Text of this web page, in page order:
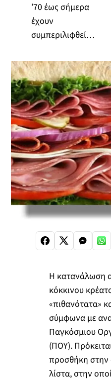
’70 έως σήμερα
έχουν
συμπεριλιφθεί…
Η κατανάλωση
κόκκινου
«πιθανότατα»
σύμφωνα με
Παγκόσμιου
(ΠΟΥ).
προσθήκη στην
λίστα, στην